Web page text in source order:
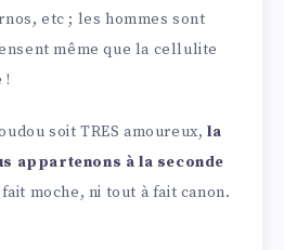
etc ; les hommes sont
même que la cellulite
!
soit TRES amoureux, la
appartenons à la seconde
moche, ni tout à fait canon.